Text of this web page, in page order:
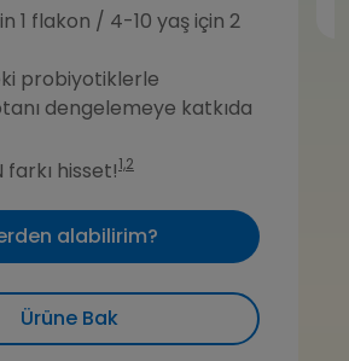
1 flakon / 4-10 yaş için 2
probiyotiklerle
dengelemeye katkıda
farkı hisset!1,2
alabilirim?
Ürüne Bak